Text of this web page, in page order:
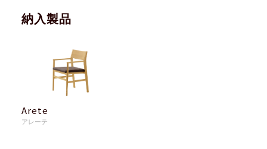
納入製品
Arete
アレーテ